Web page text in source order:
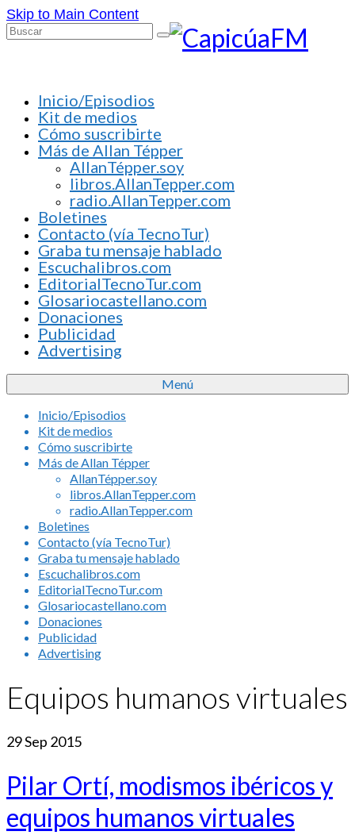
Skip to Main Content
Buscar
Inicio/Episodios
Kit de medios
Cómo suscribirte
Más de Allan Tépper
AllanTépper.soy
libros.AllanTepper.com
radio.AllanTepper.com
Boletines
Contacto (vía TecnoTur)
Graba tu mensaje hablado
Escuchalibros.com
EditorialTecnoTur.com
Glosariocastellano.com
Donaciones
Publicidad
Advertising
Menú
Inicio/Episodios
Kit de medios
Cómo suscribirte
Más de Allan Tépper
AllanTépper.soy
libros.AllanTepper.com
radio.AllanTepper.com
Boletines
Contacto (vía TecnoTur)
Graba tu mensaje hablado
Escuchalibros.com
EditorialTecnoTur.com
Glosariocastellano.com
Donaciones
Publicidad
Advertising
Equipos humanos virtuales
29Sep 2015
Pilar Ortí, modismos ibéricos y
equipos humanos virtuales